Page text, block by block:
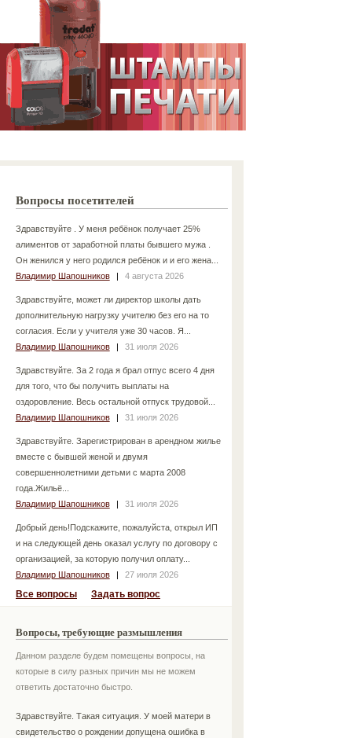
Вопросы посетителей
Здравствуйте . У меня ребёнок получает 25%
алиментов от заработной платы бывшего мужа .
Он женился у него родился ребёнок и и его жена...
Владимир Шапошников
| 4 августа 2026
Здравствуйте, может ли директор школы дать
дополнительную нагрузку учителю без его на то
согласия. Если у учителя уже 30 часов. Я...
Владимир Шапошников
| 31 июля 2026
Здравствуйте. За 2 года я брал отпус всего 4 дня
для того, что бы получить выплаты на
оздоровление. Весь остальной отпуск трудовой...
Владимир Шапошников
| 31 июля 2026
Здравствуйте. Зарегистрирован в арендном жилье
вместе с бывшей женой и двумя
совершеннолетними детьми с марта 2008
года.Жильё...
Владимир Шапошников
| 31 июля 2026
Добрый день!Подскажите, пожалуйста, открыл ИП
и на следующей день оказал услугу по договору с
организацией, за которую получил оплату...
Владимир Шапошников
| 27 июля 2026
Все вопросы Задать вопрос
Вопросы, требующие размышления
Данном разделе будем помещены вопросы, на
которые в силу разных причин мы не можем
ответить достаточно быстро.
Здравствуйте. Такая ситуация. У моей матери в
свидетельство о рождении допущена ошибка в